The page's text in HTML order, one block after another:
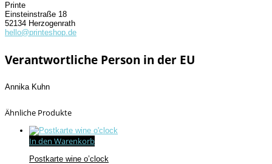
Printe
Einsteinstraße 18
52134 Herzogenrath
hello@printeshop.de
Verantwortliche Person in der EU
Annika Kuhn
Ähnliche Produkte
In den Warenkorb
Postkarte wine o’clock